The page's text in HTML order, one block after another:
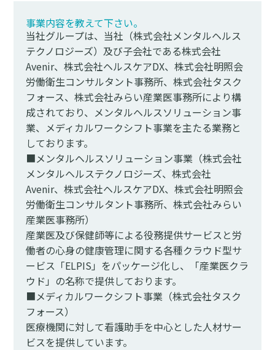
事業内容を教えて下さい。
当社グループは、当社（株式会社メンタルヘルス
テクノロジーズ）及び子会社である株式会社
Avenir、株式会社ヘルスケアDX、株式会社明照会
労働衛生コンサルタント事務所、株式会社タスク
フォース、株式会社みらい産業医事務所により構
成されており、メンタルヘルスソリューション事
業、メディカルワークシフト事業を主たる業務と
しております。
■メンタルヘルスソリューション事業（株式会社
メンタルヘルステクノロジーズ、株式会社
Avenir、株式会社ヘルスケアDX、株式会社明照会
労働衛生コンサルタント事務所、株式会社みらい
産業医事務所）
産業医及び保健師等による役務提供サービスと労
働者の心身の健康管理に関する各種クラウド型サ
ービス「ELPIS」をパッケージ化し、「産業医クラ
ウド」の名称で提供しております。
■メディカルワークシフト事業（株式会社タスク
フォース）
医療機関に対して看護助手を中心とした人材サー
ビスを提供しています。